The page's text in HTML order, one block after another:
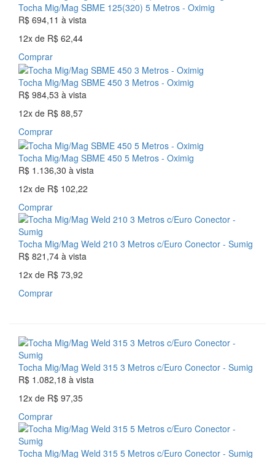
Tocha Mig/Mag SBME 125(320) 5 Metros - Oximig
R$ 694,11 à vista
12x de R$ 62,44
Comprar
Tocha Mig/Mag SBME 450 3 Metros - Oximig
R$ 984,53 à vista
12x de R$ 88,57
Comprar
Tocha Mig/Mag SBME 450 5 Metros - Oximig
R$ 1.136,30 à vista
12x de R$ 102,22
Comprar
Tocha Mig/Mag Weld 210 3 Metros c/Euro Conector - Sumig
R$ 821,74 à vista
12x de R$ 73,92
Comprar
Tocha Mig/Mag Weld 315 3 Metros c/Euro Conector - Sumig
R$ 1.082,18 à vista
12x de R$ 97,35
Comprar
Tocha Mig/Mag Weld 315 5 Metros c/Euro Conector - Sumig